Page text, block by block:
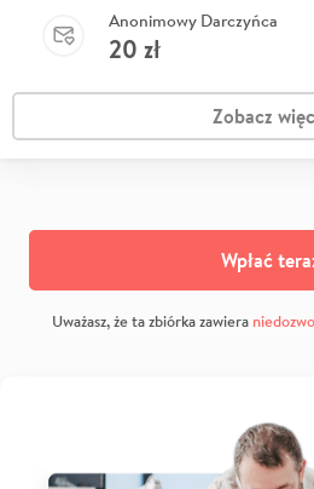
Anonimowy Darczyńca
20 zł
Zobacz
Wpłać
Uważasz, że ta zbiórka zawiera